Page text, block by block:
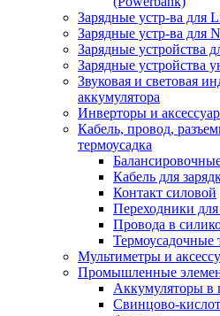
Зарядные устр-ва для
Зарядные устр-ва для
Зарядные устройства
Зарядные устройства
Звуковая и световая
аккумулятора
Инверторы и
Кабель, провод,
термоусадка
Кабель для
Контакт силовой
Переходники
Провода в
Термоусадочные
Мультиметры и
Промышленные
Аккумуляторы в
Свинцово-